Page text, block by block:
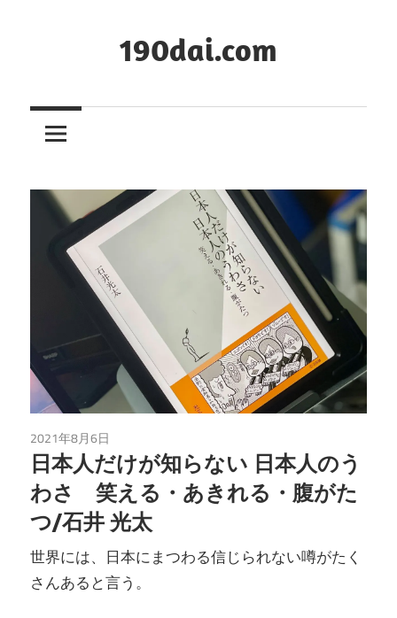
ツ
キ
190dai.com
2021年8月6日
日本人だけが知らない 日本人のう
わさ 笑える・あきれる・腹がた
つ/石井 光太
世界には、日本にまつわる信じられない噂がたく
さんあると言う。